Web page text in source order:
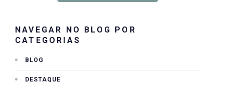
NAVEGAR NO BLOG POR
CATEGORIAS
BLOG
DESTAQUE